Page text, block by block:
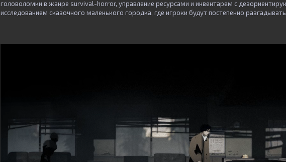
головоломки в жанре survival-horror, управление ресурсами и инвентарем с
исследованием сказочного маленького городка, где игроки будут постепенно